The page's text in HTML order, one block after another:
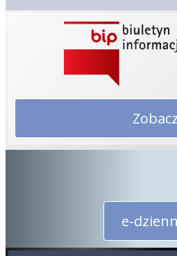
Zobacz
e-